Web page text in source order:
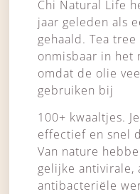
Chi Natural Life
jaar geleden als
gehaald. Tea
onmisbaar in het
omdat de olie
gebruiken bij
100+ kwaaltjes.
effectief en snel
Van nature
gelijke antivirale,
antibacteriële